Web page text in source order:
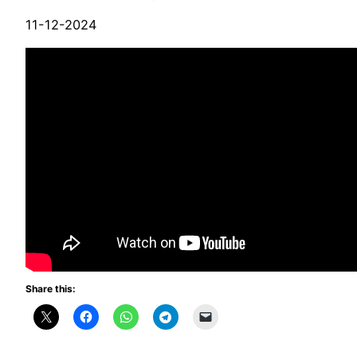
11-12-2024
Share this: